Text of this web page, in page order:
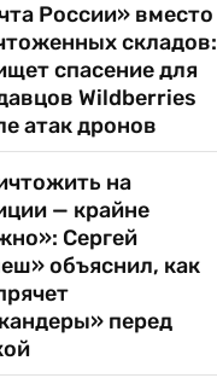
России» вместо
складов:
спасение для
Wildberries
атак дронов
на
— крайне
Сергей
объяснил, как
перед